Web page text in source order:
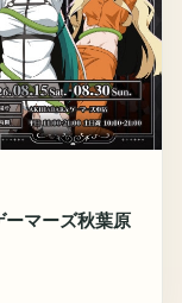
ーマーズ秋葉原